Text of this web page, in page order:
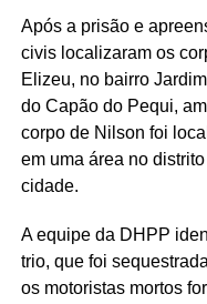
Após a prisão e
civis localizaram os
Elizeu, no bairro
do Capão do Pequi,
corpo de Nilson foi
em uma área no
cidade.
A equipe da DHPP
trio, que foi
os motoristas mortos